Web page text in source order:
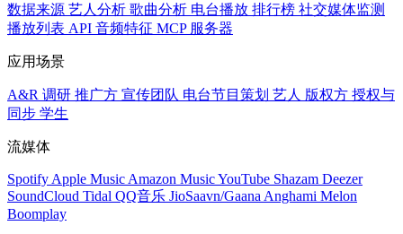
数据来源 艺人分析 歌曲分析 电台播放 排行榜 社交媒体监测
播放列表 API 音频特征 MCP 服务器
应用场景
A&R 调研 推广方 宣传团队 电台节目策划 艺人 版权方 授权与
同步 学生
流媒体
Spotify Apple Music Amazon MusicYouTube Shazam Deezer
SoundCloud Tidal QQ音乐 JioSaavn/Gaana Anghami Melon
Boomplay